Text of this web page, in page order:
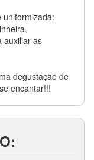
uniformizada:
auxiliar as
degustação de
encantar!!!